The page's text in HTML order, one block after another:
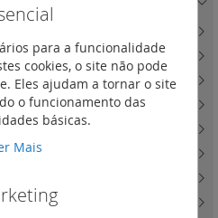
e acessórios
térmica(0)
e acessórios de cablagem
(9)
murais
(10)
para a funcionalidade
cookies, o site não pode
Eles ajudam a tornar o site
o funcionamento das
básicas.
Mais